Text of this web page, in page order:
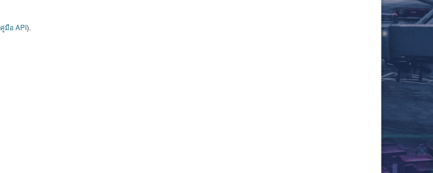
คู่มือ API).